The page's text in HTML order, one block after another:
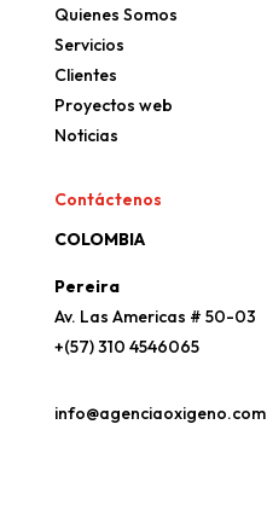
Quienes Somos
Servicios
Clientes
Proyectos web
Noticias
Contáctenos
COLOMBIA
Pereira
Av. Las Americas # 50-03
+(57) 310 4546065
info@agenciaoxigeno.com